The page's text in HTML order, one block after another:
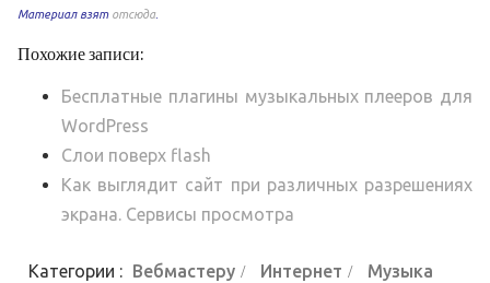
Материал взят отсюда.
Похожие записи:
Бесплатные плагины музыкальных плееров для
WordPress
Слои поверх flash
Как выглядит сайт при различных разрешениях
экрана. Сервисы просмотра
Категории : Вебмастеру Интернет
Музыка